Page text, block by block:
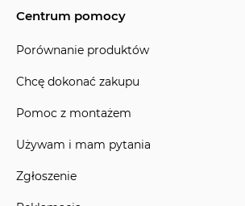
Centrum pomocy
Porównanie produktów
Chcę dokonać zakupu
Pomoc z montażem
Używam i mam pytania
Zgłoszenie